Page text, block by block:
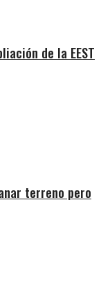
de la EEST
terreno pero